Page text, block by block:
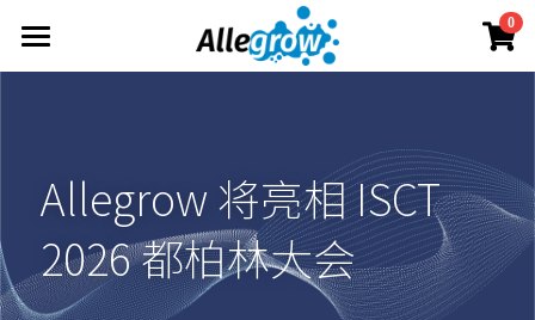
0
产品与服务
定制服务
原理概述
技术洞察
关于
联系我们
Allegrow团队
资料中心
产品资料
简体中文
Allegrow 将亮相 ISCT
2026 都柏林大会
×
商品分类
Aim-Core
Aim-Tconv
Aim-NK